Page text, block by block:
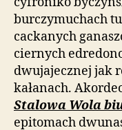
burczymuchach
cackanych
ciernych
dwujajecznej jak
kałanach.
Stalowa Wola
epitomach